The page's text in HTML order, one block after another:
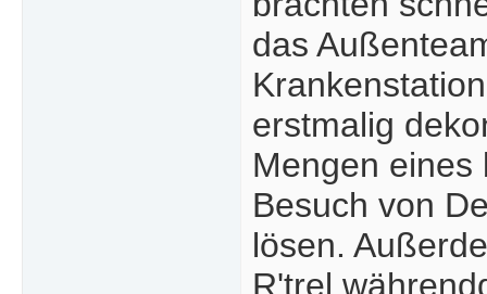
das
erstmalig
Mengen eines
Besuch von
lösen.
R'trel